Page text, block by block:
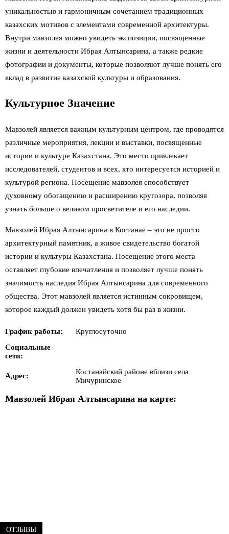
уникальностью и гармоничным сочетанием традиционных
казахских мотивов с элементами современной архитектуры.
Внутри мавзолея можно увидеть экспозиции, посвященные
жизни и деятельности Ибрая Алтынсарина, а также редкие
фотографии и документы, которые позволяют лучше понять его
вклад в развитие казахской культуры и образования.
Культурное Значение
Мавзолей является важным культурным центром, где проводятся
различные мероприятия, лекции и выставки, посвященные
истории и культуре Казахстана. Это место привлекает
исследователей, студентов и всех, кто интересуется историей и
культурой региона. Посещение мавзолея способствует
духовному обогащению и расширению кругозора, позволяя
узнать больше о великом просветителе и его наследии.
Мавзолей Ибрая Алтынсарина в Костанае – это не просто
архитектурный памятник, а живое свидетельство богатой
истории и культуры Казахстана. Посещение этого места
оставляет глубокие впечатления и позволяет лучше понять
значимость наследия Ибрая Алтынсарина для современного
общества. Этот мавзолей является истинным сокровищем,
которое каждый должен увидеть хотя бы раз в жизни.
График работы:
Круглосуточно
Социальные
сети:
Адрес:
Костанайский районе вблизи села
Мичуринское
Мавзолей Ибрая Алтынсарина на карте:
ОТЗЫВЫ